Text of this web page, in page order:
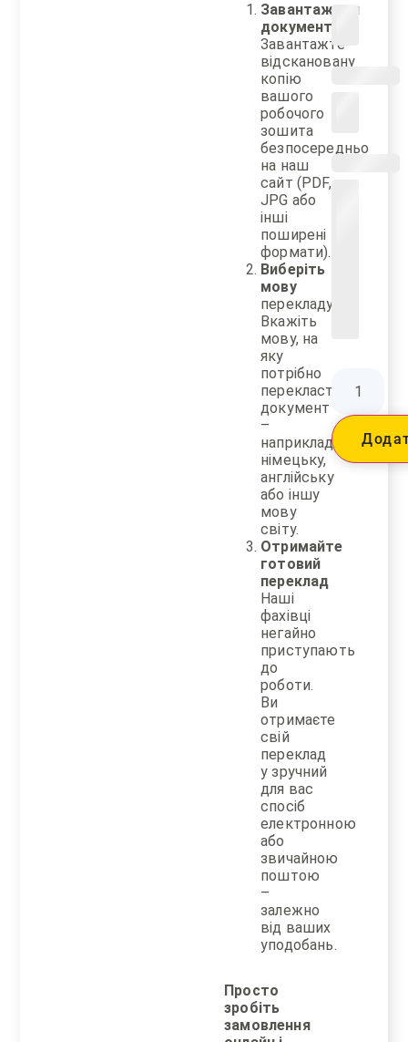
Завантажити
документ
Завантажте
відскановану
копію
вашого
робочого
зошита
безпосередньо
на наш
сайт (PDF,
JPG або
інші
поширені
формати).
Виберіть
мову
перекладу
Вкажіть
мову, на
яку
потрібно
перекласти
документ
–
наприклад,
німецьку,
англійську
або іншу
мову
світу.
Отримайте
готовий
переклад
Наші
фахівці
негайно
приступають
до
роботи.
Ви
отримаєте
свій
переклад
у зручний
для вас
спосіб
електронною
або
звичайною
поштою
–
залежно
від ваших
уподобань.
Просто
зробіть
замовлення